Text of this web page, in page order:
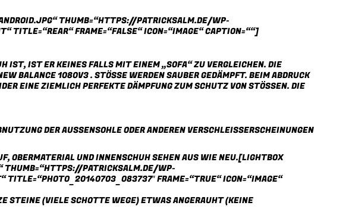
THUMB=“HTTPS://PATRICKSALM.DE/WP-
FRAME=“FALSE“ ICON=“IMAGE“ CAPTION=““]
IST, IST ER KEINES FALLS MIT EINEM „SOFA“ ZU VERGLEICHEN. DIE
BALANCE 1080V3. STÖSSE WERDEN SAUBER GEDÄMPFT. BEIM ABDRUCK H
EINE ZIEMLICH PERFEKTE DÄMPFUNG ZUM SCHUTZ VON STÖSSEN. DIE DÄ
DER AUSSENSOHLE ODER ANDEREN VERSCHLEISSERSCHEINUNGEN E
OBERMATERIAL UND INNENSCHUH SEHEN AUS WIE NEU.[LIGHTBOX
PATRICKSALM.DE/WP-
FRAME=“TRUE“ ICON=“IMAGE“
STEINE (VIELE SCHOTTE WEGE) ETWAS ANGERAUHT (KEINE